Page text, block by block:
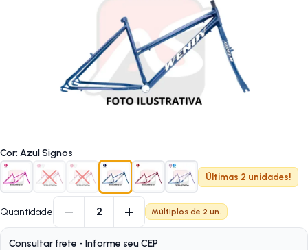
Cor: Azul Signos
Últimas 2 unidades!
Quantidade − 2 + Múltiplos de 2 un.
Consultar frete - Informe seu CEP